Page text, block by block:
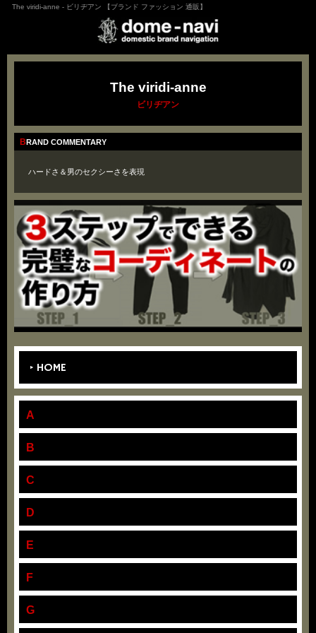
The viridi-anne - ビリヂアン 【ブランド ファッション 通販】
The viridi-anne
ビリヂアン
BRAND COMMENTARY
ハードさ＆男のセクシーさを表現
HOME
A
B
C
D
E
F
G